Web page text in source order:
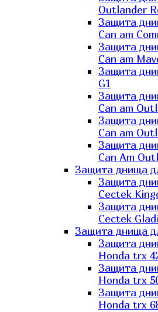
Outlander
Защита
Can am
Защита
Can am
Защита
G1
Защита
Can am
Защита
Can am
Защита
Can Аm
Защита днища
Защита
Cectek
Защита
Cectek
Защита днища
Защита
Honda trx
Защита
Honda trx
Защита
Honda trx